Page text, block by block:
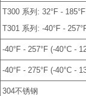
T300 系列: 32°F -
T301 系列: -40°F -
-40°F - 257°F (-40°C -
-40°F - 275°F (-40°C -
304不锈钢